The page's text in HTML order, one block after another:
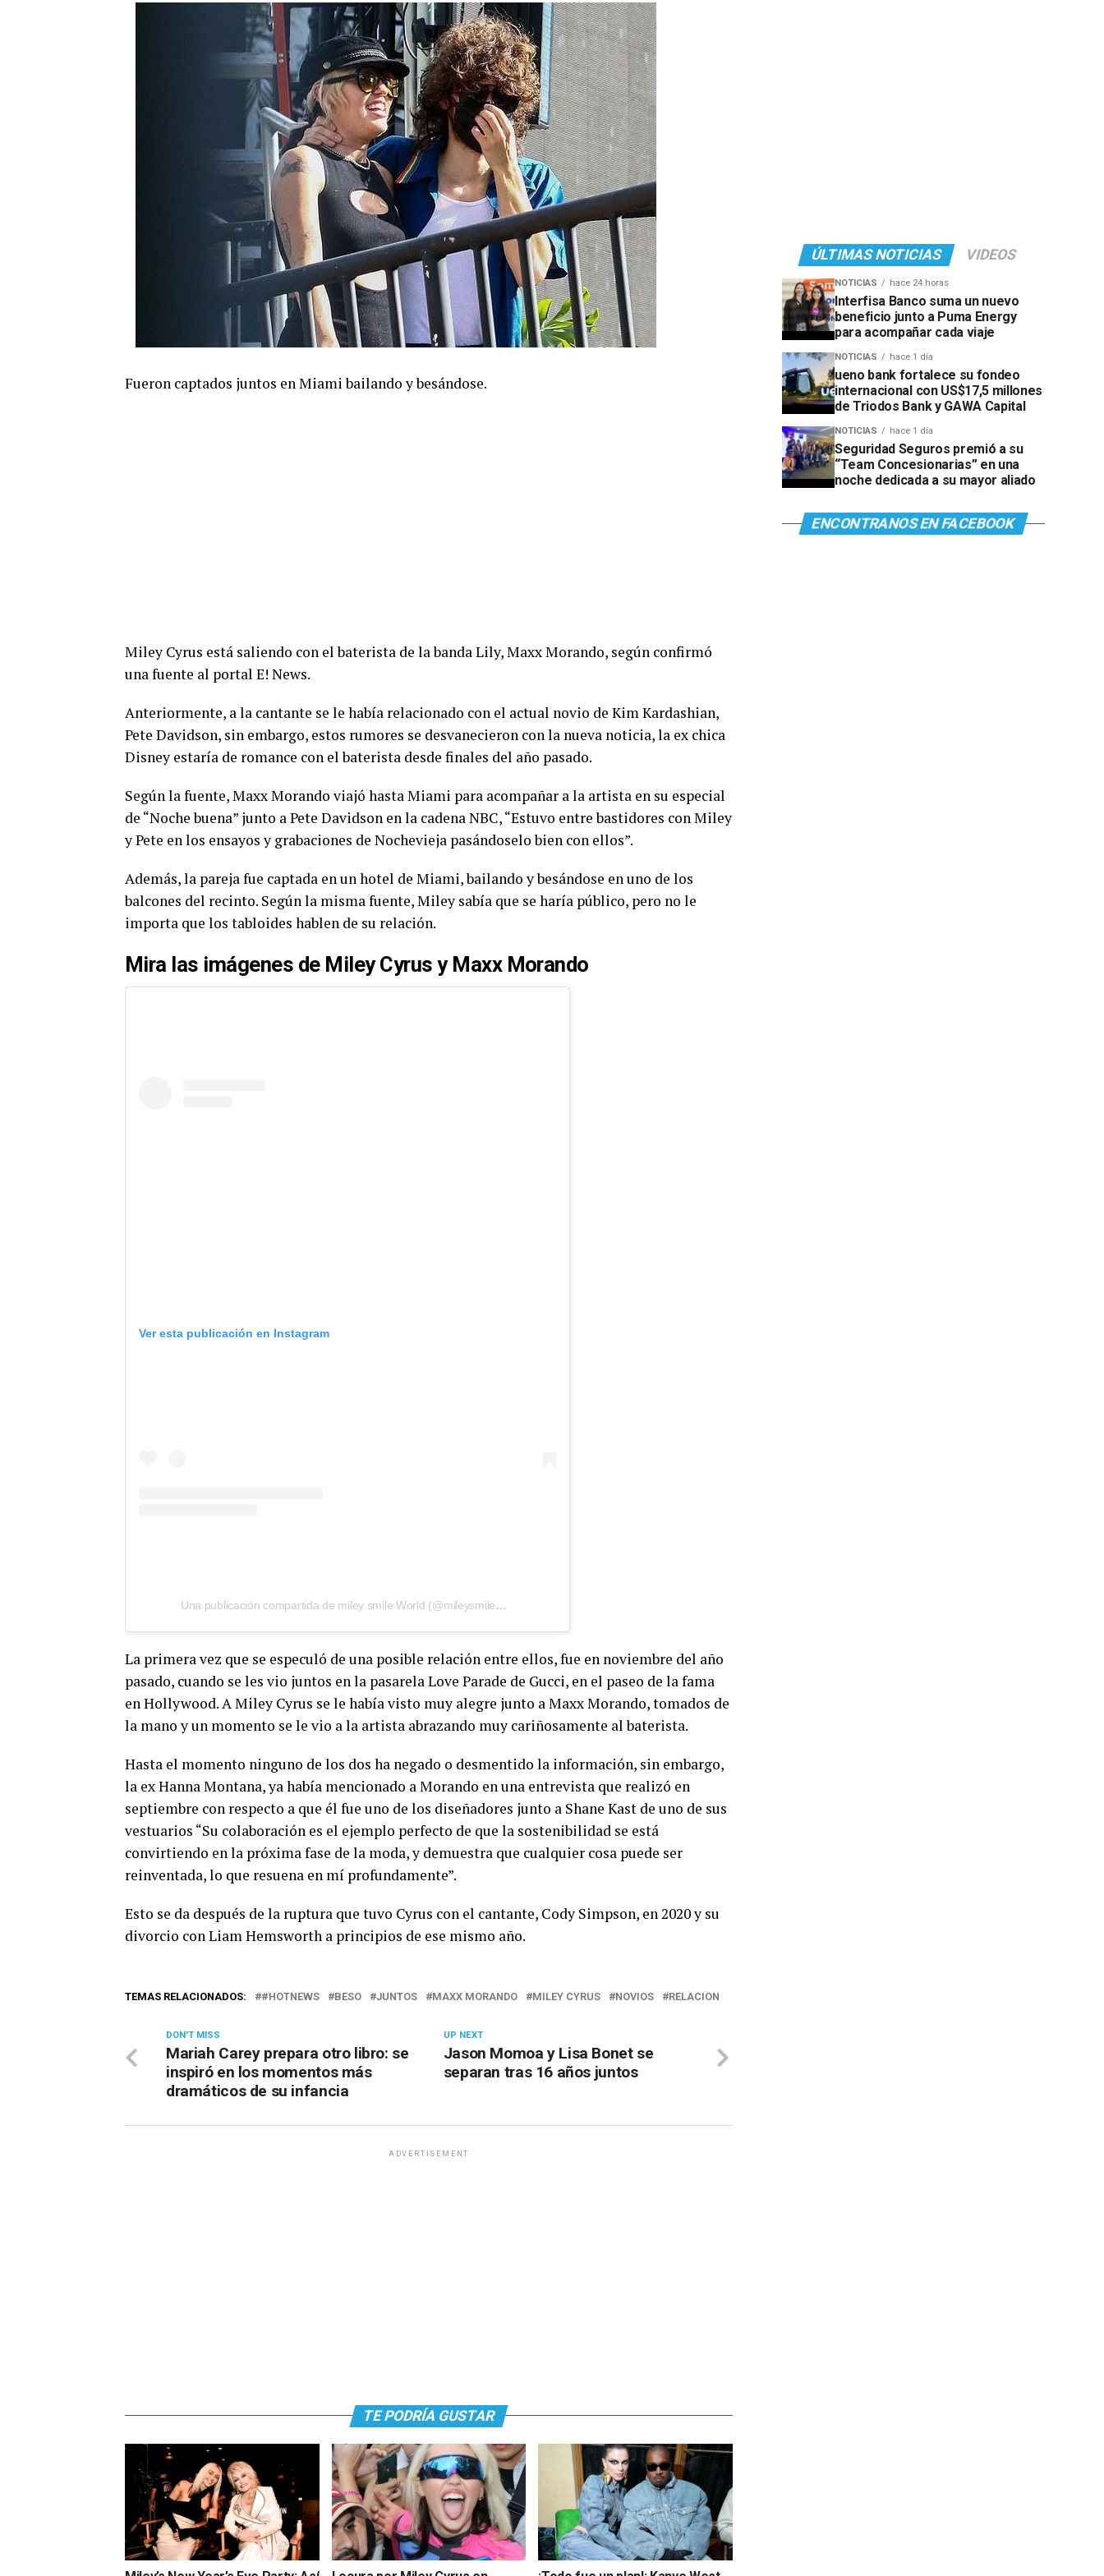
Fueron captados juntos en Miami bailando y besándose.
Miley Cyrus está saliendo con el baterista de la banda Lily, Maxx Morando, según confirmó
una fuente al portal E! News.
Anteriormente, a la cantante se le había relacionado con el actual novio de Kim Kardashian,
Pete Davidson, sin embargo, estos rumores se desvanecieron con la nueva noticia, la ex chica
Disney estaría de romance con el baterista desde finales del año pasado.
Según la fuente, Maxx Morando viajó hasta Miami para acompañar a la artista en su especial
de “Noche buena” junto a Pete Davidson en la cadena NBC, “Estuvo entre bastidores con Miley
y Pete en los ensayos y grabaciones de Nochevieja pasándoselo bien con ellos”.
Además, la pareja fue captada en un hotel de Miami, bailando y besándose en uno de los
balcones del recinto. Según la misma fuente, Miley sabía que se haría público, pero no le
importa que los tabloides hablen de su relación.
Mira las imágenes de Miley Cyrus y Maxx Morando
Ver esta publicación en Instagram
Una publicación compartida de miley smile World (@mileysmileworld)
La primera vez que se especuló de una posible relación entre ellos, fue en noviembre del año
pasado, cuando se les vio juntos en la pasarela Love Parade de Gucci, en el paseo de la fama
en Hollywood. A Miley Cyrus se le había visto muy alegre junto a Maxx Morando, tomados de
la mano y un momento se le vio a la artista abrazando muy cariñosamente al baterista.
Hasta el momento ninguno de los dos ha negado o desmentido la información, sin embargo,
la ex Hanna Montana, ya había mencionado a Morando en una entrevista que realizó en
septiembre con respecto a que él fue uno de los diseñadores junto a Shane Kast de uno de sus
vestuarios “Su colaboración es el ejemplo perfecto de que la sostenibilidad se está
convirtiendo en la próxima fase de la moda, y demuestra que cualquier cosa puede ser
reinventada, lo que resuena en mí profundamente”.
Esto se da después de la ruptura que tuvo Cyrus con el cantante, Cody Simpson, en 2020 y su
divorcio con Liam Hemsworth a principios de ese mismo año.
TEMAS RELACIONADOS: #HOTNEWS BESO JUNTOS MAXX MORANDO MILEY CYRUS NOVIOS RELACION
UP NEXT
Jason Momoa y Lisa Bonet se
separan tras 16 años juntos
DON'T MISS
Mariah Carey prepara otro libro: se
inspiró en los momentos más
dramáticos de su infancia
ADVERTISEMENT
TE PODRÍA GUSTAR
ÚLTIMAS NOTICIAS VIDEOS
NOTICIAS hace 24 horas
Interfisa Banco suma un nuevo
beneficio junto a Puma Energy
para acompañar cada viaje
NOTICIAS hace 1 día
ueno bank fortalece su fondeo
internacional con US$17,5 millones
de Triodos Bank y GAWA Capital
NOTICIAS hace 1 día
Seguridad Seguros premió a su
“Team Concesionarias” en una
noche dedicada a su mayor aliado
ENCONTRANOS EN FACEBOOK